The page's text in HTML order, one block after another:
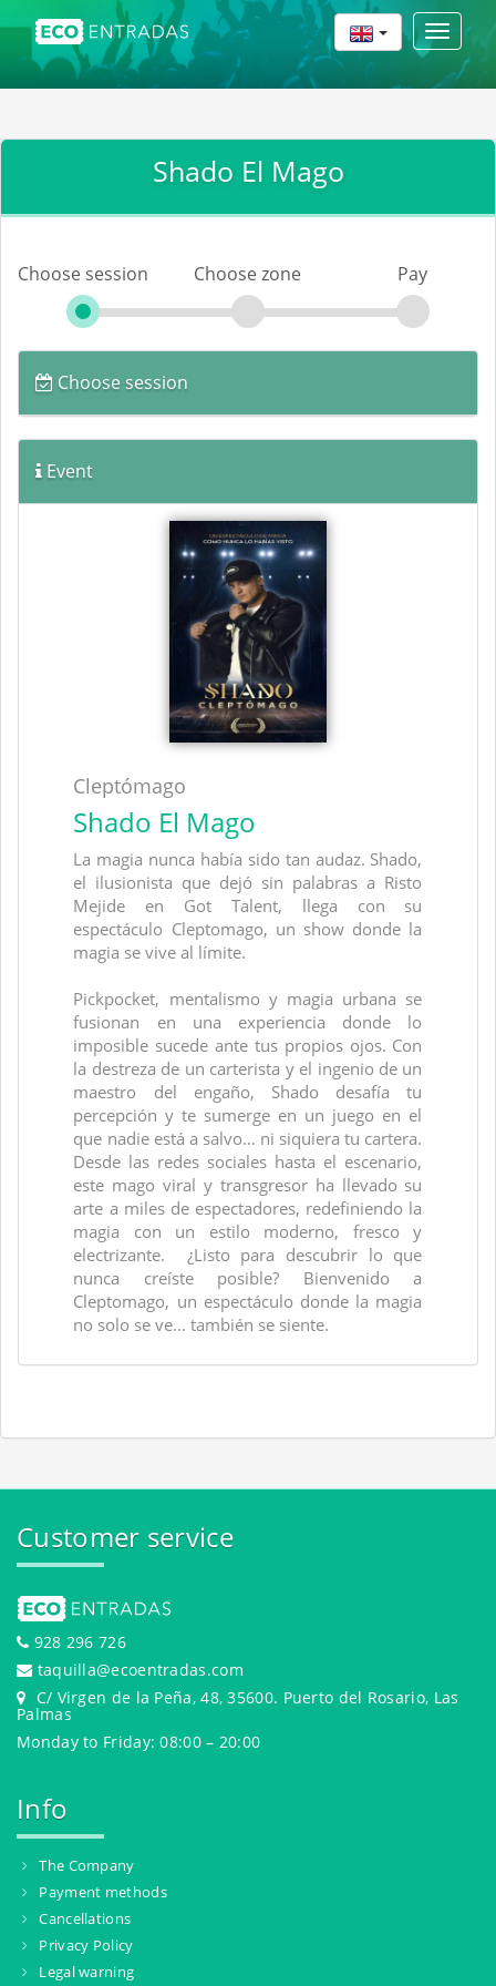
Toggle
Shado El Mago
Choose session Choose zone Pay
Choose session
Event
Cleptómago
Shado El Mago
La magia nunca había sido tan audaz. Shado,
el ilusionista que dejó sin palabras a Risto
Mejide en Got Talent, llega con su
espectáculo Cleptomago, un show donde la
magia se vive al límite.
Pickpocket, mentalismo y magia urbana se
fusionan en una experiencia donde lo
imposible sucede ante tus propios ojos. Con
la destreza de un carterista y el ingenio de un
maestro del engaño, Shado desafía tu
percepción y te sumerge en un juego en el
que nadie está a salvo… ni siquiera tu cartera.
Desde las redes sociales hasta el escenario,
este mago viral y transgresor ha llevado su
arte a miles de espectadores, redefiniendo la
magia con un estilo moderno, fresco y
electrizante. ¿Listo para descubrir lo que
nunca creíste posible? Bienvenido a
Cleptomago, un espectáculo donde la magia
no solo se ve… también se siente.
Customer service
928 296 726
taquilla@ecoentradas.com
C/ Virgen de la Peña, 48, 35600. Puerto del Rosario, Las
Palmas
Monday to Friday: 08:00 – 20:00
Info
The Company
Payment methods
Cancellations
Privacy Policy
Legal warning